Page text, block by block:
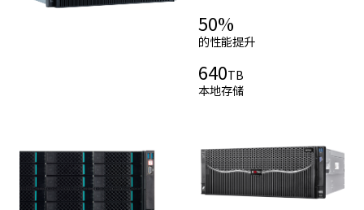
50%
的性能提升
640TB
本地存储